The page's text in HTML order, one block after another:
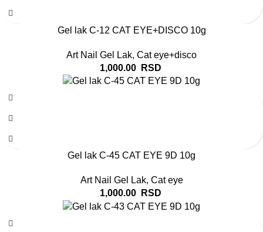
Gel lak C-12 CAT EYE+DISCO 10g
Art Nail Gel Lak, Cat eye+disco
1,000.00
RSD
Gel lak C-45 CAT EYE 9D 10g
Art Nail Gel Lak, Cat eye
1,000.00
RSD